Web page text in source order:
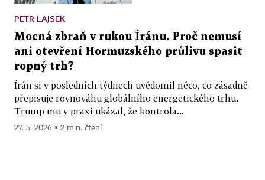
PETR LAJSEK
Mocná zbraň v rukou Íránu. Proč nemusí
ani otevření Hormuzského průlivu spasit
ropný trh?
Írán si v posledních týdnech uvědomil něco, co zásadně
přepisuje rovnováhu globálního energetického trhu.
Trump mu v praxi ukázal, že kontrola...
27. 5. 2026 ▪ 2 min. čtení